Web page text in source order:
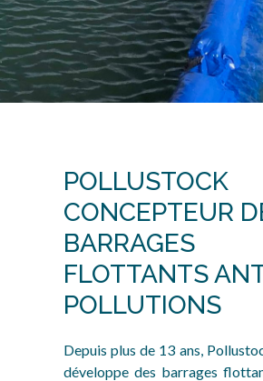
POLLUSTOCK
CONCEPTEUR
BARRAGES
FLOTTANTS
POLLUTIONS
Depuis plus de 13 ans,
développe des barrages